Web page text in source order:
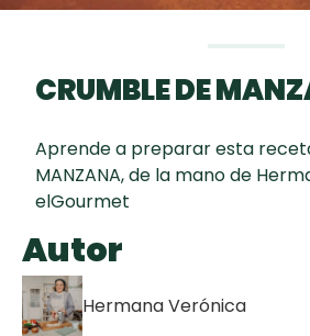
CRUMBLE DE
Aprende a preparar esta receta
MANZANA, de la mano de
elGourmet
Autor
Hermana Verónica